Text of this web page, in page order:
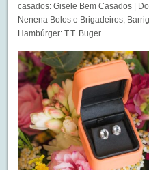
casados: Gisele Bem Casados |
Nenena Bolos e Brigadeiros,
Hambúrger: T.T. Buger